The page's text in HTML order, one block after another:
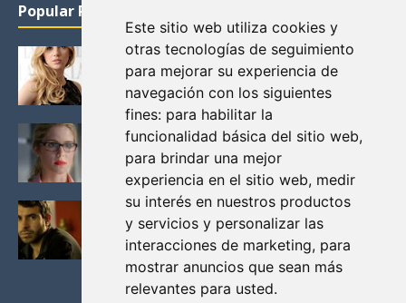
Este sitio web utiliza cookies y
otras tecnologías de seguimiento
para mejorar su experiencia de
navegación con los siguientes
fines: para habilitar la
funcionalidad básica del sitio web,
para brindar una mejor
experiencia en el sitio web, medir
su interés en nuestros productos
y servicios y personalizar las
interacciones de marketing, para
mostrar anuncios que sean más
relevantes para usted.
Popular Posts
KATHERYN WINNICK: LA ACTRIZ MAS GUAPA DE
VIKINGOS
Junio 14, 2013
FELICITY (EMILY BETT RICKARDS), LAS FOTOS
MAS BONITAS DE LA ALIADA DE ARROW
Noviembre 30, 2013
BLACK MIRROR: TODA TU HISTORIA. EPISODIO 3.
LA CRITICA
Mayo 17, 2012